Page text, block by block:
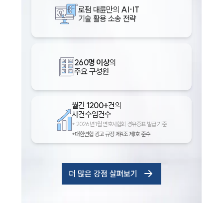
로펌 대륜만의 AI·IT
기술 활용 소송 전략
260명 이상의
주요 구성원
월간1200+건의
사건수임건수
* 2026년 1월 변호사협회 경유증표 발급 기준
*대한변협 광고 규정 제4조 제1호 준수
더 많은 강점 살펴보기